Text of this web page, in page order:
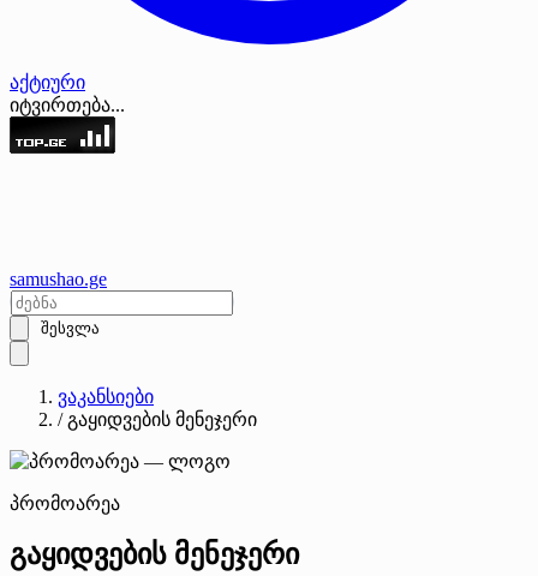
აქტიური
იტვირთება...
samushao.ge
შესვლა
ვაკანსიები
/ გაყიდვების მენეჯერი
პრომოარეა
გაყიდვების მენეჯერი